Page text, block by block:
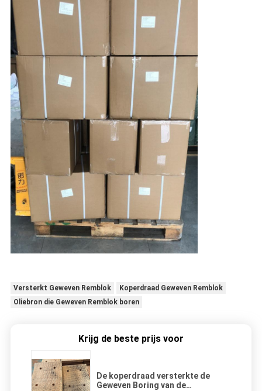
Versterkt Geweven Remblok
Koperdraad Geweven Remblok
Oliebron die Geweven Remblok boren
Krijg de beste prijs voor
De koperdraad versterkte de
Geweven Boring van de